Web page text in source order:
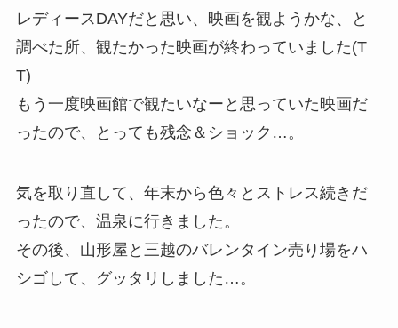
レディースDAYだと思い、映画を観ようかな、と
調べた所、観たかった映画が終わっていました(T
T)
もう一度映画館で観たいなーと思っていた映画だ
ったので、とっても残念＆ショック…。
気を取り直して、年末から色々とストレス続きだ
ったので、温泉に行きました。
その後、山形屋と三越のバレンタイン売り場をハ
シゴして、グッタリしました…。